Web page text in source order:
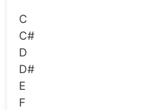
C
C#
D
D#
E
F